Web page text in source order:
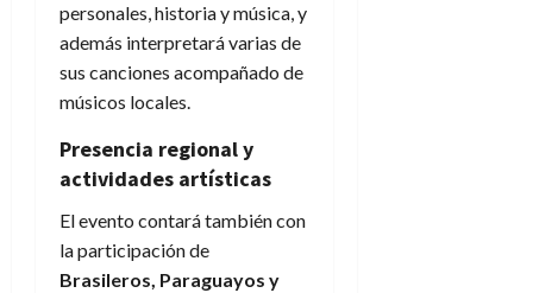
personales, historia y música, y
además interpretará varias de
sus canciones acompañado de
músicos locales.
Presencia regional y
actividades artísticas
El evento contará también con
la participación de
Brasileros, Paraguayos y